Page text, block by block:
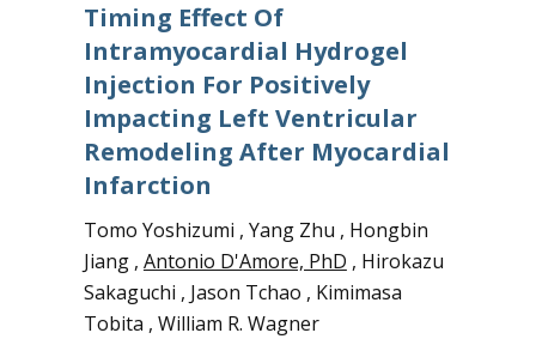
Timing Effect Of
Intramyocardial Hydrogel
Injection For Positively
Impacting Left Ventricular
Remodeling After Myocardial
Infarction
Tomo Yoshizumi , Yang Zhu , Hongbin
Jiang , Antonio D'Amore, PhD , Hirokazu
Sakaguchi , Jason Tchao , Kimimasa
Tobita , William R. Wagner